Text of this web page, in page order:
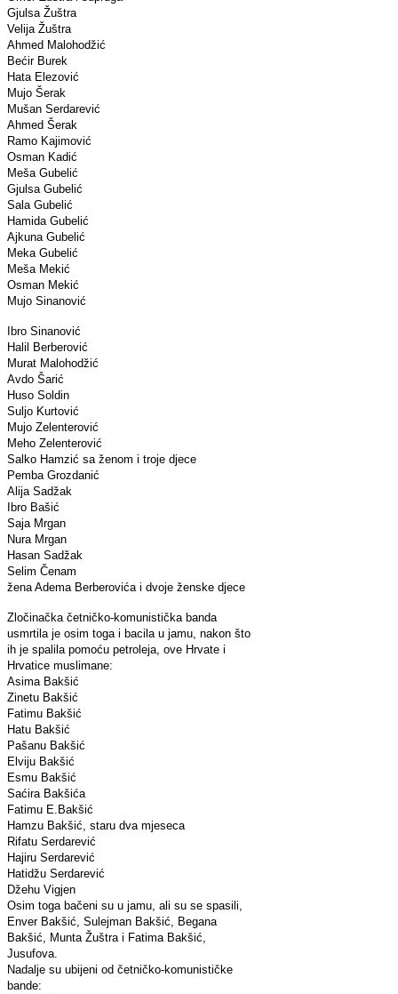
Gjulsa Žuštra
Velija Žuštra
Ahmed Malohodžić
Bećir Burek
Hata Elezović
Mujo Šerak
Mušan Serdarević
Ahmed Šerak
Ramo Kajimović
Osman Kadić
Meša Gubelić
Gjulsa Gubelić
Sala Gubelić
Hamida Gubelić
Ajkuna Gubelić
Meka Gubelić
Meša Mekić
Osman Mekić
Mujo Sinanović
Ibro Sinanović
Halil Berberović
Murat Malohodžić
Avdo Šarić
Huso Soldin
Suljo Kurtović
Mujo Zelenterović
Meho Zelenterović
Salko Hamzić sa ženom i troje djece
Pemba Grozdanić
Alija Sadžak
Ibro Bašić
Saja Mrgan
Nura Mrgan
Hasan Sadžak
Selim Čenam
žena Adema Berberovića i dvoje ženske djece
Zločinačka četničko-komunistička banda
usmrtila je osim toga i bacila u jamu, nakon što
ih je spalila pomoću petroleja, ove Hrvate i
Hrvatice muslimane:
Asima Bakšić
Zinetu Bakšić
Fatimu Bakšić
Hatu Bakšić
Pašanu Bakšić
Elviju Bakšić
Esmu Bakšić
Saćira Bakšića
Fatimu E.Bakšić
Hamzu Bakšić, staru dva mjeseca
Rifatu Serdarević
Hajiru Serdarević
Hatidžu Serdarević
Džehu Vigjen
Osim toga bačeni su u jamu, ali su se spasili,
Enver Bakšić, Sulejman Bakšić, Begana
Bakšić, Munta Žuštra i Fatima Bakšić,
Jusufova.
Nadalje su ubijeni od četničko-komunističke
bande: